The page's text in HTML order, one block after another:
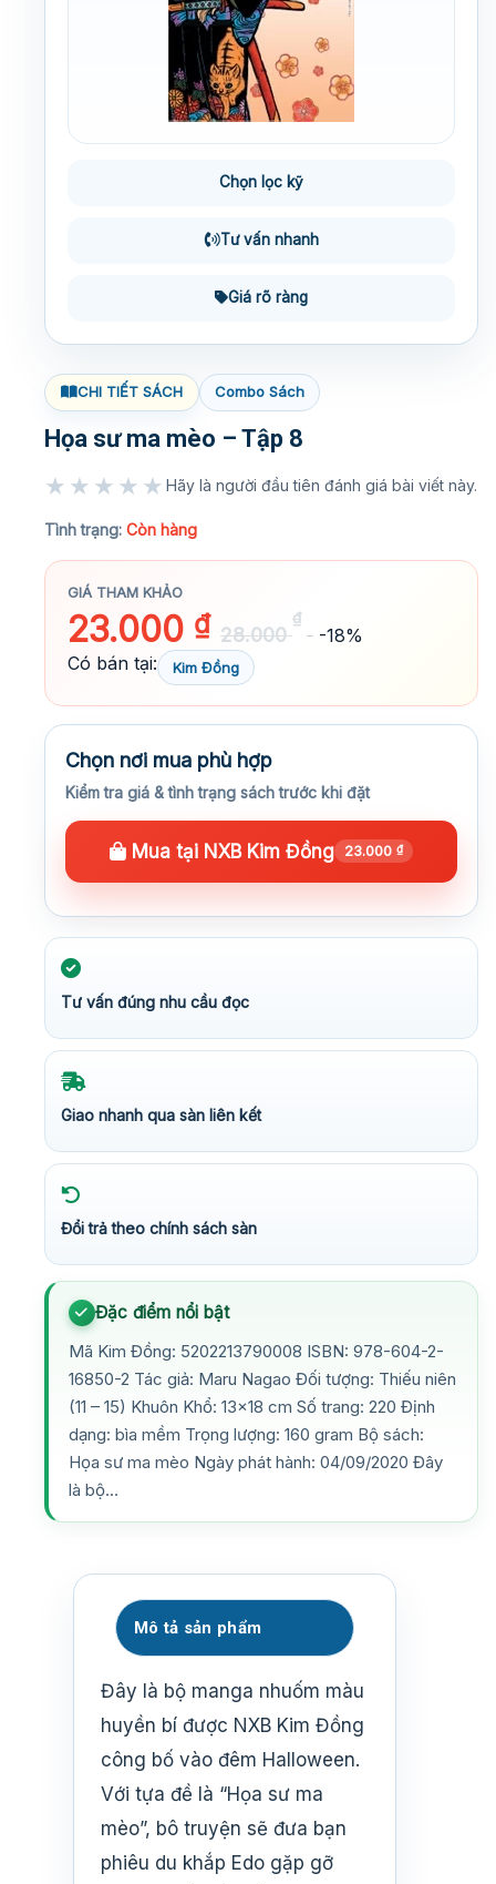
Chọn lọc kỹ
Tư vấn nhanh
Giá rõ ràng
CHI TIẾT SÁCH Combo Sách
Họa sư ma mèo – Tập 8
★★★★★ Hãy là người đầu tiên đánh giá bài viết này.
Tình trạng: Còn hàng
GIÁ THAM KHẢO
23.000 ₫ 28.000
₫
-18%
Có bán tại:
Kim Đồng
Chọn nơi mua phù hợp
Kiểm tra giá & tình trạng sách trước khi đặt
Mua tại NXB Kim Đồng 23.000 ₫
Tư vấn đúng nhu cầu đọc
Giao nhanh qua sàn liên kết
Đổi trả theo chính sách sàn
Đặc điểm nổi bật
Mã Kim Đồng: 5202213790008 ISBN: 978-604-2-
16850-2 Tác giả: Maru Nagao Đối tượng: Thiếu niên
(11 – 15) Khuôn Khổ: 13×18 cm Số trang: 220 Định
dạng: bìa mềm Trọng lượng: 160 gram Bộ sách:
Họa sư ma mèo Ngày phát hành: 04/09/2020 Đây
là bộ…
Mô tả sản phẩm
Đây là bộ manga nhuốm màu
huyền bí được NXB Kim Đồng
công bố vào đêm Halloween.
Với tựa đề là “Họa sư ma
mèo”, bô truyện sẽ đưa bạn
phiêu du khắp Edo gặp gỡ